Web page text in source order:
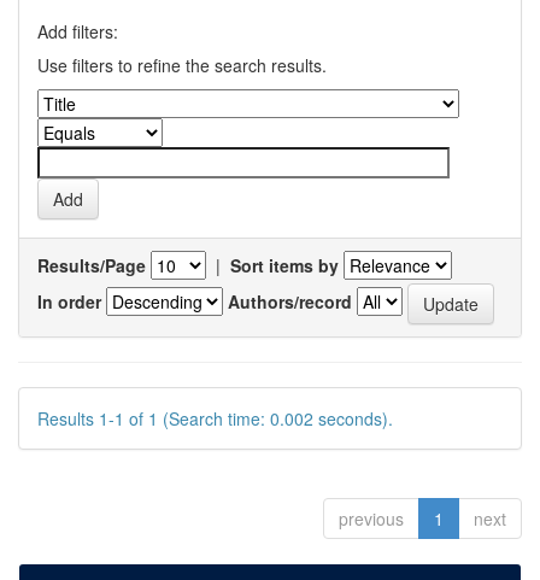
Add filters:
Use filters to refine the search results.
Results/Page | Sort items by
In order
Authors/record
Results 1-1 of 1 (Search time: 0.002 seconds).
previous 1 next